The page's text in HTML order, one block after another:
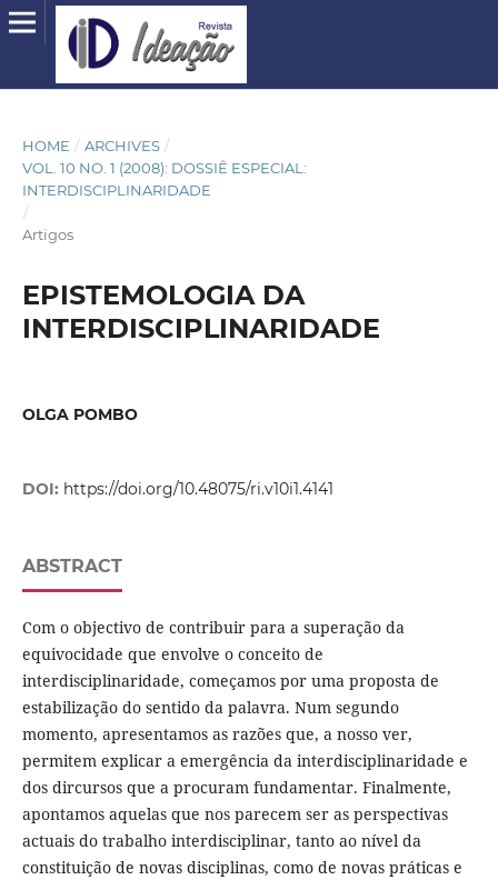
HOME / ARCHIVES /
VOL. 10 NO. 1 (2008): DOSSIÊ ESPECIAL:
INTERDISCIPLINARIDADE
/
Artigos
EPISTEMOLOGIA DA
INTERDISCIPLINARIDADE
OLGA POMBO
DOI: https://doi.org/10.48075/ri.v10i1.4141
ABSTRACT
Com o objectivo de contribuir para a superação da
equivocidade que envolve o conceito de
interdisciplinaridade, começamos por uma proposta de
estabilização do sentido da palavra. Num segundo
momento, apresentamos as razões que, a nosso ver,
permitem explicar a emergência da interdisciplinaridade e
dos dircursos que a procuram fundamentar. Finalmente,
apontamos aquelas que nos parecem ser as perspectivas
actuais do trabalho interdisciplinar, tanto ao nível da
constituição de novas disciplinas, como de novas práticas e